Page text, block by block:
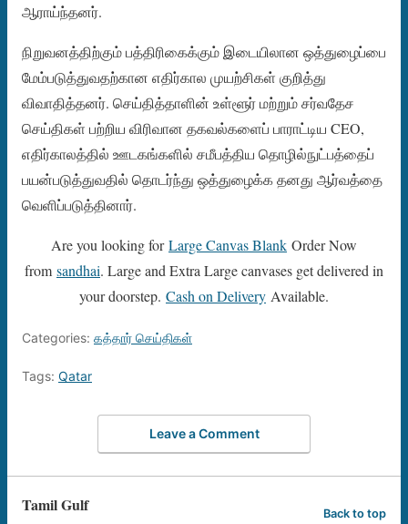
ஆராய்ந்தனர்.
நிறுவனத்திற்கும் பத்திரிகைக்கும் இடையிலான ஒத்துழைப்பை
மேம்படுத்துவதற்கான எதிர்கால முயற்சிகள் குறித்து
விவாதித்தனர். செய்தித்தாளின் உள்ளூர் மற்றும் சர்வதேச
செய்திகள் பற்றிய விரிவான தகவல்களைப் பாராட்டிய CEO,
எதிர்காலத்தில் ஊடகங்களில் சமீபத்திய தொழில்நுட்பத்தைப்
பயன்படுத்துவதில் தொடர்ந்து ஒத்துழைக்க தனது ஆர்வத்தை
வெளிப்படுத்தினார்.
Are you looking forLarge Canvas Blank Order Now
from sandhai. Large and Extra Large canvases get delivered in
your doorstep. Cash on Delivery Available.
Categories: கத்தார் செய்திகள்
Tags: Qatar
Leave a Comment
Tamil Gulf Back to top